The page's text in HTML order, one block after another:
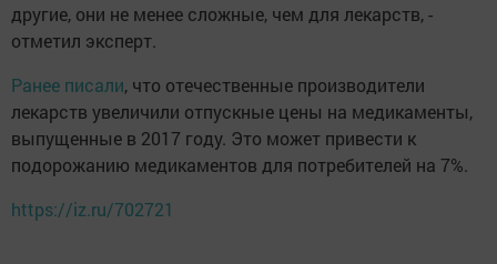
другие, они не менее сложные, чем для лекарств, -
отметил эксперт.
Ранее писали, что отечественные производители
лекарств увеличили отпускные цены на медикаменты,
выпущенные в 2017 году. Это может привести к
подорожанию медикаментов для потребителей на 7%.
https://iz.ru/702721